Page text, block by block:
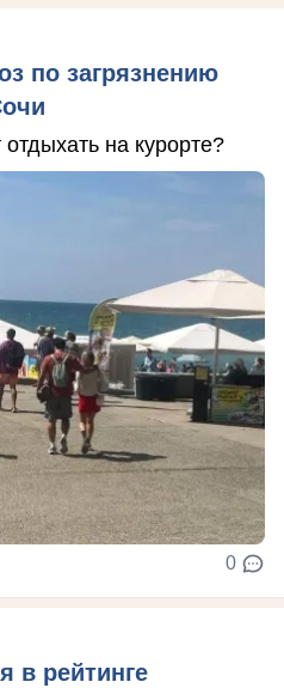
по загрязнению
на курорте?
0
в рейтинге